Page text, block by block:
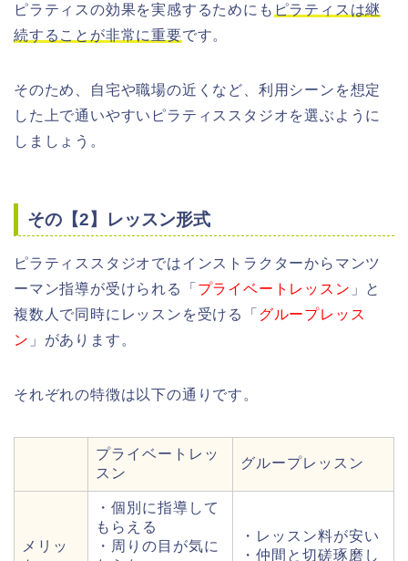
ピラティスの効果を実感するためにも ピラティスは継
続することが非常に重要です。
そのため、自宅や職場の近くなど、利用シーンを想定
した上で通いやすいピラティススタジオを選ぶように
しましょう。
その【2】レッスン形式
ピラティススタジオではインストラクターからマンツ
ーマン指導が受けられる「 プライベートレッスン 」と
複数人で同時にレッスンを受ける「 グループレッス
ン 」があります。
それぞれの特徴は以下の通りです。
プライベートレッ
スン
グループレッスン
メリッ
・個別に指導して
もらえる
・周りの目が気に
・レッスン料が安い
・仲間と切磋琢磨し